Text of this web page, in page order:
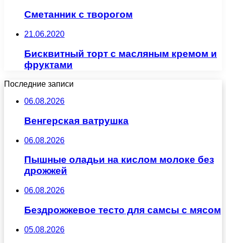
Сметанник с творогом
21.06.2020
Бисквитный торт с масляным кремом и
фруктами
Последние записи
06.08.2026
Венгерская ватрушка
06.08.2026
Пышные оладьи на кислом молоке без
дрожжей
06.08.2026
Бездрожжевое тесто для самсы с мясом
05.08.2026